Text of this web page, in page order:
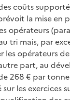
coûts
la mise en
opérateurs
tri mais, par
opérateurs
part, au
268 € par
les exercices